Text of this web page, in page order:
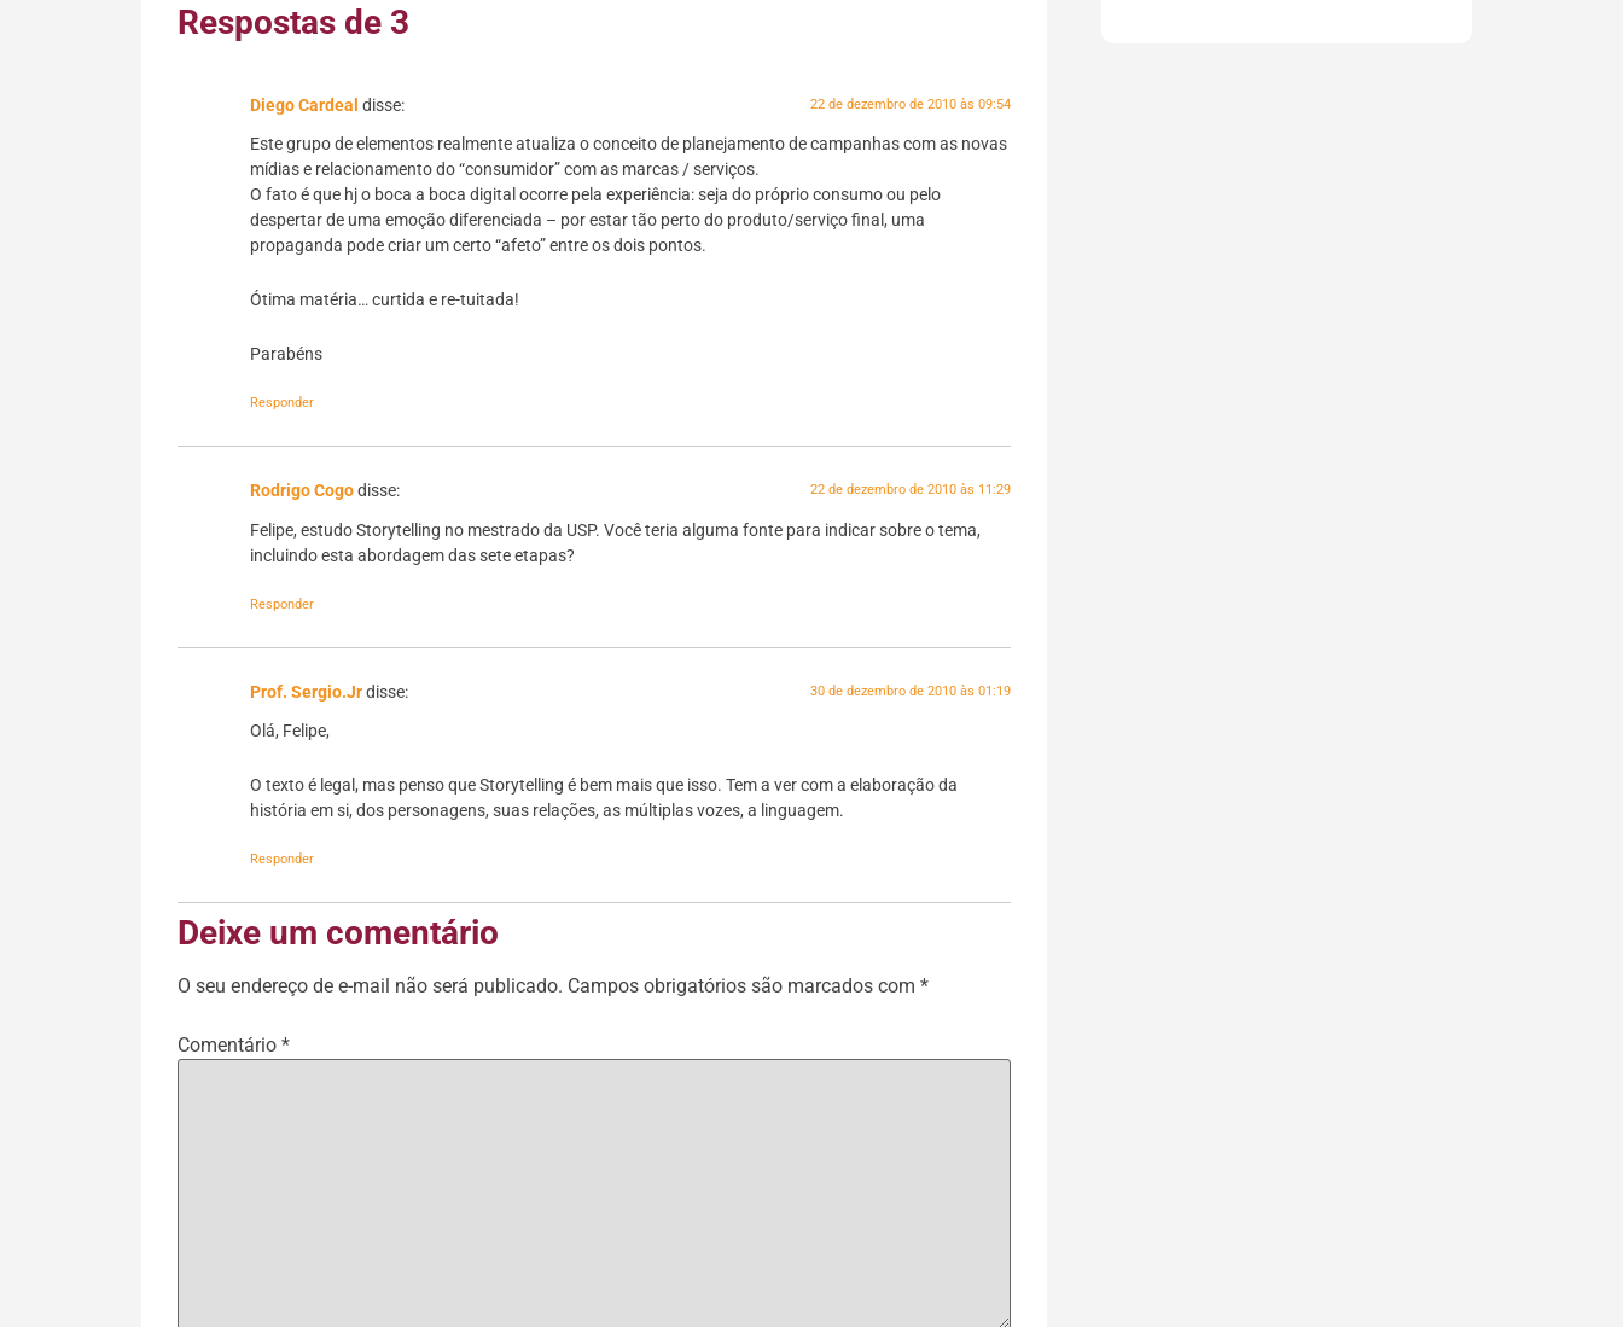
Respostas de 3
Diego Cardeal disse: 22 de dezembro de 2010 às 09:54
Este grupo de elementos realmente atualiza o conceito de planejamento de campanhas com as novas
mídias e relacionamento do “consumidor” com as marcas / serviços.
O fato é que hj o boca a boca digital ocorre pela experiência: seja do próprio consumo ou pelo
despertar de uma emoção diferenciada – por estar tão perto do produto/serviço final, uma
propaganda pode criar um certo “afeto” entre os dois pontos.
Ótima matéria… curtida e re-tuitada!
Parabéns
Responder
Rodrigo Cogodisse: 22 de dezembro de 2010 às 11:29
Felipe, estudo Storytelling no mestrado da USP. Você teria alguma fonte para indicar sobre o tema,
incluindo esta abordagem das sete etapas?
Responder
Prof. Sergio.Jrdisse: 30 de dezembro de 2010 às 01:19
Olá, Felipe,
O texto é legal, mas penso que Storytelling é bem mais que isso. Tem a ver com a elaboração da
história em si, dos personagens, suas relações, as múltiplas vozes, a linguagem.
Responder
Deixe um comentário
O seu endereço de e-mail não será publicado. Campos obrigatórios são marcados com *
Comentário *